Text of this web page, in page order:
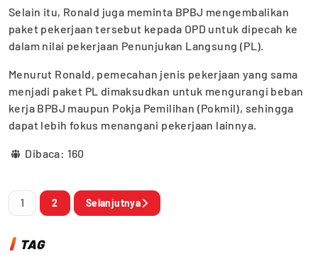
Selain itu, Ronald juga meminta BPBJ mengembalikan
paket pekerjaan tersebut kepada OPD untuk dipecah ke
dalam nilai pekerjaan Penunjukan Langsung (PL).
Menurut Ronald, pemecahan jenis pekerjaan yang sama
menjadi paket PL dimaksudkan untuk mengurangi beban
kerja BPBJ maupun Pokja Pemilihan (Pokmil), sehingga
dapat lebih fokus menangani pekerjaan lainnya.
Dibaca: 160
1 2 Selanjutnya
TAG